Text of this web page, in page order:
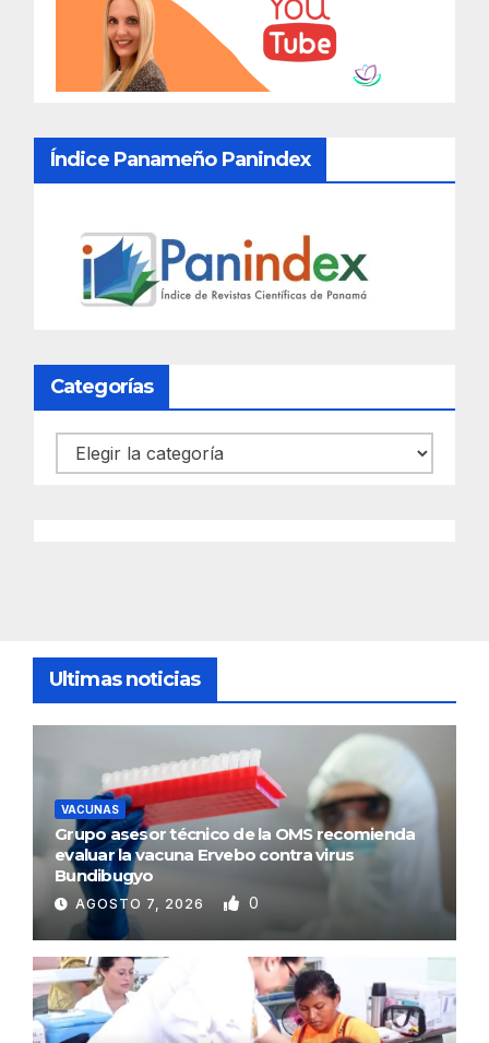
Índice Panameño Panindex
Categorías
Categorías
Ultimas noticias
VACUNAS
Grupo asesor técnico de la OMS recomienda
evaluar la vacuna Ervebo contra virus
Bundibugyo
AGOSTO 7, 2026 0